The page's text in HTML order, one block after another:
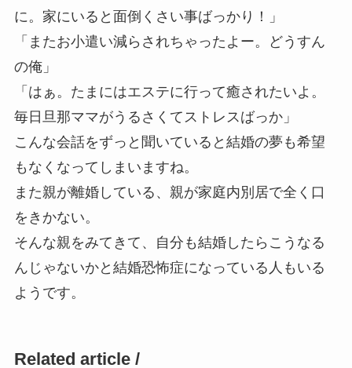
に。家にいると面倒くさい事ばっかり！」
「またお小遣い減らされちゃったよー。どうすん
の俺」
「はぁ。たまにはエステに行って癒されたいよ。
毎日旦那ママがうるさくてストレスばっか」
こんな会話をずっと聞いていると結婚の夢も希望
もなくなってしまいますね。
また親が離婚している、親が家庭内別居で全く口
をきかない。
そんな親をみてきて、自分も結婚したらこうなる
んじゃないかと結婚恐怖症になっている人もいる
ようです。
Related article /